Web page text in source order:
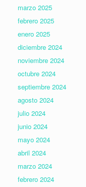
marzo 2025
febrero 2025
enero 2025
diciembre 2024
noviembre 2024
octubre 2024
septiembre 2024
agosto 2024
julio 2024
junio 2024
mayo 2024
abril 2024
marzo 2024
febrero 2024